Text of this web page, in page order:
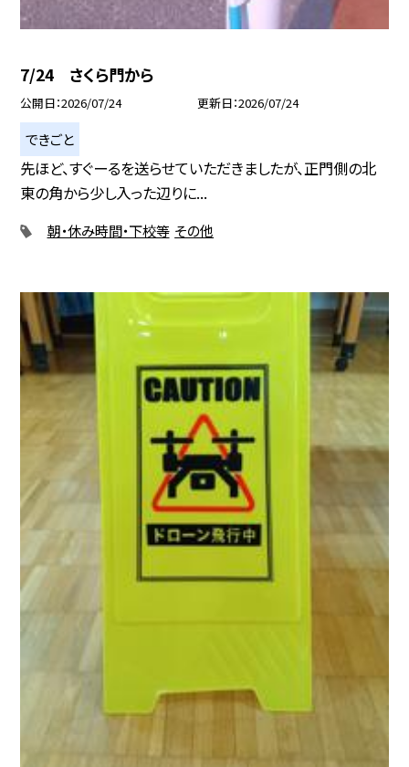
7/24 さくら門から
公開日 2026/07/24 更新日 2026/07/24
できごと
先ほど、すぐーるを送らせていただきましたが、正門側の北
東の角から少し入った辺りに...
朝・休み時間・下校等 その他